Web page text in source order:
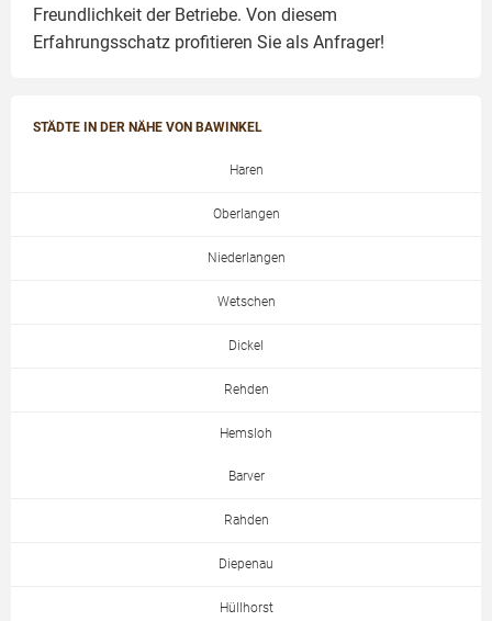
Freundlichkeit der Betriebe. Von diesem
Erfahrungsschatz profitieren Sie als Anfrager!
STÄDTE IN DER NÄHE VON BAWINKEL
Haren
Oberlangen
Niederlangen
Wetschen
Dickel
Rehden
Hemsloh
Barver
Rahden
Diepenau
Hüllhorst